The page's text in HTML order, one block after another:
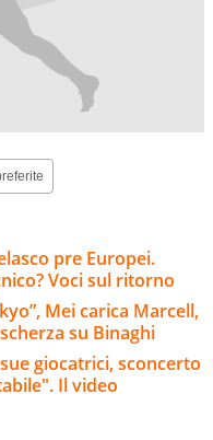
pre Europei.
Voci sul ritorno
Mei carica Marcell,
su Binaghi
giocatrici, sconcerto
Il video